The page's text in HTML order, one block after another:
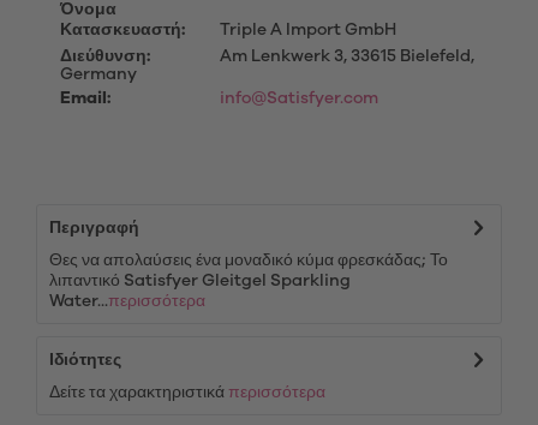
Όνομα
Κατασκευαστή:
Triple A Import GmbH
Διεύθυνση:
Am Lenkwerk 3, 33615 Bielefeld,
Germany
Email:
info@Satisfyer.com
Περιγραφή
Θες να απολαύσεις ένα μοναδικό κύμα φρεσκάδας; Το
λιπαντικό Satisfyer Gleitgel Sparkling
Water...περισσότερα
Ιδιότητες
Δείτε τα χαρακτηριστικά περισσότερα